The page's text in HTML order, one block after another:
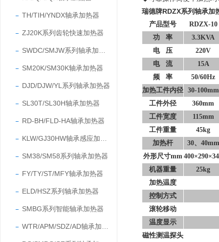
TH/TIH/YNDX轴承加热器
ZJ20K系列齿轮快速加热器
SM20K/SM30K轴承加热器
DJD/DJW/YL系列轴承加热器
SL30T/SL30H轴承加热器
RD-BH/FLD-HA轴承加热器
SM38/SM58系列轴承加热器
FY/TY/ST/MFY轴承加热器
ELD/HSZ系列轴承加热器
SMBG系列智能轴承加热器
瑞德牌RDZX系列轴承加
产品型号
RDZX-10
功
率
3.3KVA
电
压
220V
电
流
15A
频
率
50/60Hz
加热工件内径 30-100mm
工件外径
360mm
工件宽度
115mm
工件重量
45kg
加热杆
30、 40mm
外形尺寸mm
机器重量
25kg
加热温度
控制方式
滚轮移动
温度显示
磁性测温探头